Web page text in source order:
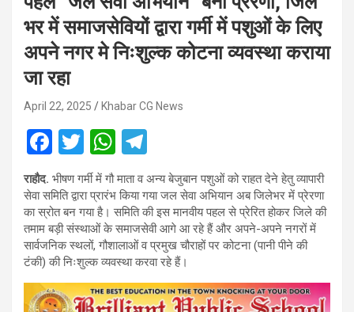
भर में समाजसेवियों द्वारा गर्मी में पशुओं के लिए
अपने नगर मे निःशुल्क कोटना व्यवस्था कराया
जा रहा
April 22, 2025 Khabar CG News
F
a
ce
b
o
o
k
T
wi
tt
er
W
h
at
s
A
p
p
el
e
gr
a
m
राहौद. भीषण गर्मी में गौ माता व अन्य बेजुबान पशुओं को राहत देने हेतु व्यापारी
सेवा समिति द्वारा प्रारंभ किया गया जल सेवा अभियान अब जिलेभर में प्रेरणा
का स्रोत बन गया है। समिति की इस मानवीय पहल से प्रेरित होकर जिले की
तमाम बड़ी संस्थाओं के समाजसेवी आगे आ रहे हैं और अपने-अपने नगरों में
सार्वजनिक स्थलों, गौशालाओं व प्रमुख चौराहों पर कोटना (पानी पीने की
टंकी) की निःशुल्क व्यवस्था करवा रहे हैं।